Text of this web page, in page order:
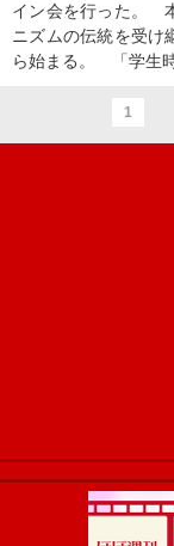
イン会を行った。
ニズムの伝統を受け
ら始まる。 「学生
1